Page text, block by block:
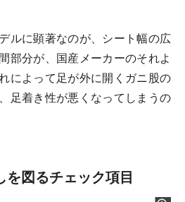
ルに顕著なのが、シート幅の広
部分が、国産メーカーのそれよ
によって足が外に開くガニ股の
足着き性が悪くなってしまうの
を図るチェック項目